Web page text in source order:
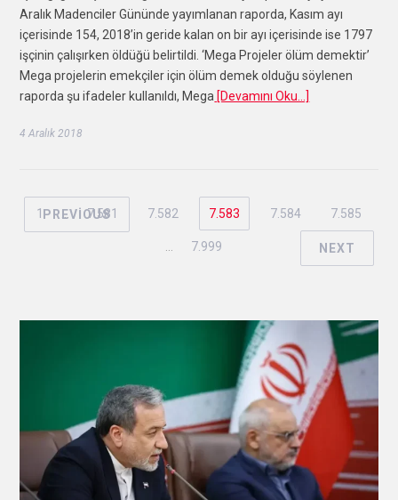
Aralık Madenciler Gününde yayımlanan raporda, Kasım ayı
içerisinde 154, 2018’in geride kalan on bir ayı içerisinde ise 1797
işçinin çalışırken öldüğü belirtildi. ‘Mega Projeler ölüm demektir’
Mega projelerin emekçiler için ölüm demek olduğu söylenen
raporda şu ifadeler kullanıldı, Mega [Devamını Oku…]
4 Aralık 2018
PREVIOUS
1 … 7.581 7.582 7.583 7.584 7.585
7.999 NEXT